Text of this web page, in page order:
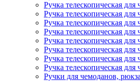
Ручка телескопическая для
Ручка телескопическая для
Ручка телескопическая для
Ручка телескопическая для
Ручка телескопическая для
Ручка телескопическая для
Ручка телескопическая
Ручка телескопическая
Ручки для чемоданов,